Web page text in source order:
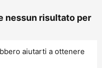
nessun risultato per
aiutarti a ottenere